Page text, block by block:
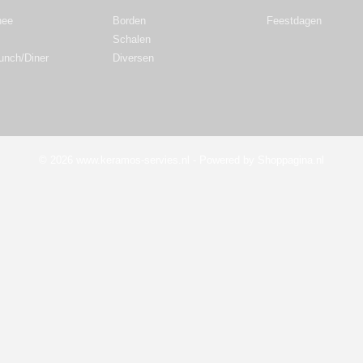
Diner
Borden
Schalen
Diversen
Feestdagen